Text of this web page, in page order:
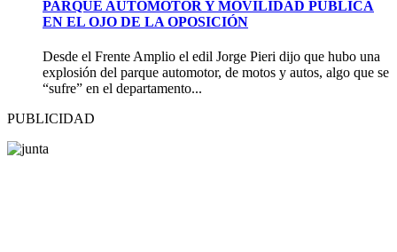
PARQUE AUTOMOTOR Y MOVILIDAD PÚBLICA
EN EL OJO DE LA OPOSICIÓN
Desde el Frente Amplio el edil Jorge Pieri dijo que hubo una
explosión del parque automotor, de motos y autos, algo que se
“sufre” en el departamento...
PUBLICIDAD